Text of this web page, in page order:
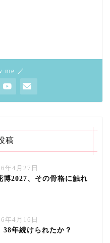
me ／
稿
年4月27日
博2027、その骨格に触れ
年4月16日
38年続けられたか？